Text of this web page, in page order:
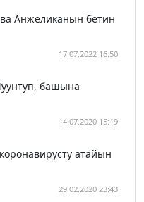
Анжеликанын бетин
17.07.2022 16:50
башына
14.07.2020 15:19
атайын
29.02.2020 23:43